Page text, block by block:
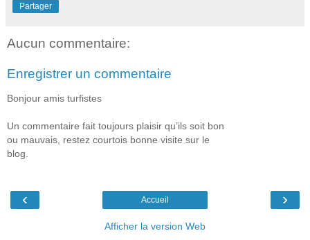
Partager
Aucun commentaire:
Enregistrer un commentaire
Bonjour amis turfistes
Un commentaire fait toujours plaisir qu’ils soit bon
ou mauvais, restez courtois bonne visite sur le
blog.
‹ ›
Accueil
Afficher la version Web